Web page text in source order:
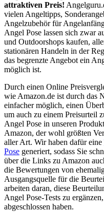
attraktiven Preis!
vielen Angeltipps,
Angelzubehör für
Angel Pose lassen sich zwar
und Outdoorshops kaufen,
stationären Handeln in der
das begrenzte Angebot ein
möglich ist.
Durch einen Online
wie Amazon.de ist durch das
einfacher möglich, einen
um auch zu einem Preisurteil
Angel Pose in unseren
Amazon, der wohl größten
aller Art. Wir haben dafür eine
Pose generiert, sodass Sie
über die Links zu Amazon
die Bewertungen von
Ausgangsquelle für die
arbeiten daran, diese
Angel Pose-Tests zu
abgeschlossen haben.